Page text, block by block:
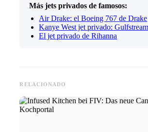
Más jets privados de famosos:
Air Drake: el Boeing 767 de Drake
Kanye West jet privado:
El jet privado de Rihanna
RELACIONADO